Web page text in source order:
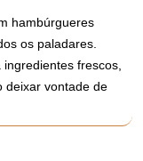
hambúrgueres
os paladares.
frescos,
deixar vontade de